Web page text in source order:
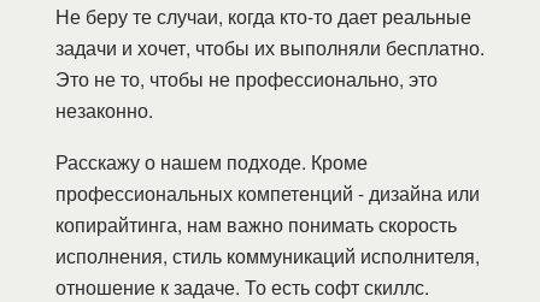
Не беру те случаи, когда кто-то дает реальные
задачи и хочет, чтобы их выполняли бесплатно.
Это не то, чтобы не профессионально, это
незаконно.
Расскажу о нашем подходе. Кроме
профессиональных компетенций - дизайна или
копирайтинга, нам важно понимать скорость
исполнения, стиль коммуникаций исполнителя,
отношение к задаче. То есть софт скиллс.